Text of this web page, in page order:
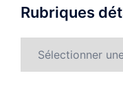
Rubriques